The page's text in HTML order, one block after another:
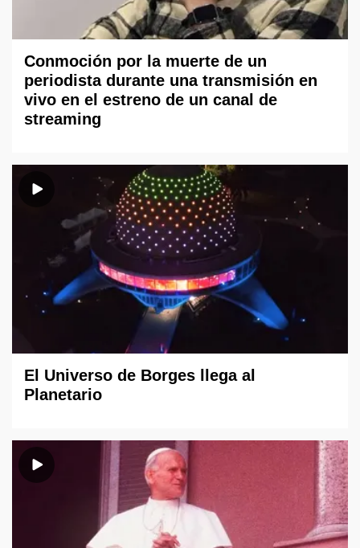
Conmoción por la muerte de un
periodista durante una transmisión en
vivo en el estreno de un canal de
streaming
El Universo de Borges llega al
Planetario